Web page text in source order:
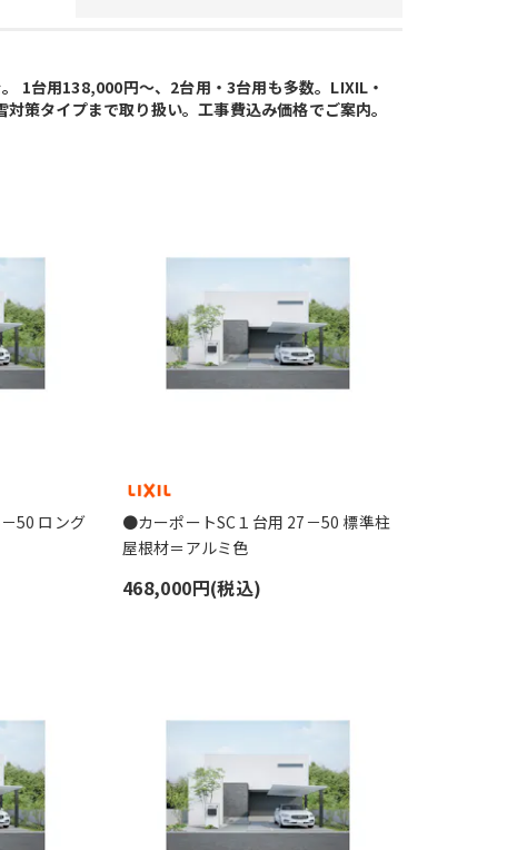
1台用138,000円～、2台用・3台用も多数。LIXIL・
策タイプまで取り扱い。工事費込み価格でご案内。
50 ロング
●カーポートSC１台用 27－50 標準柱
屋根材＝アルミ色
468,000円(税込)